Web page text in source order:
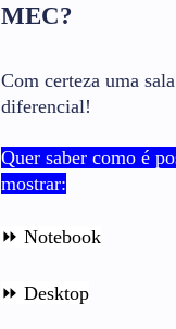
MEC?
Com certeza uma
diferencial!
Quer saber como é
mostrar:
⏩ Notebook
⏩ Desktop